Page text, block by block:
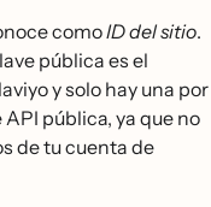
comoID del sitio.
pública es el
y solo hay una por
pública, ya que no
de tu cuenta de